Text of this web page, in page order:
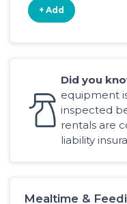
+ Add
Did you
equipment
inspected
rentals are
liability
Mealtime &